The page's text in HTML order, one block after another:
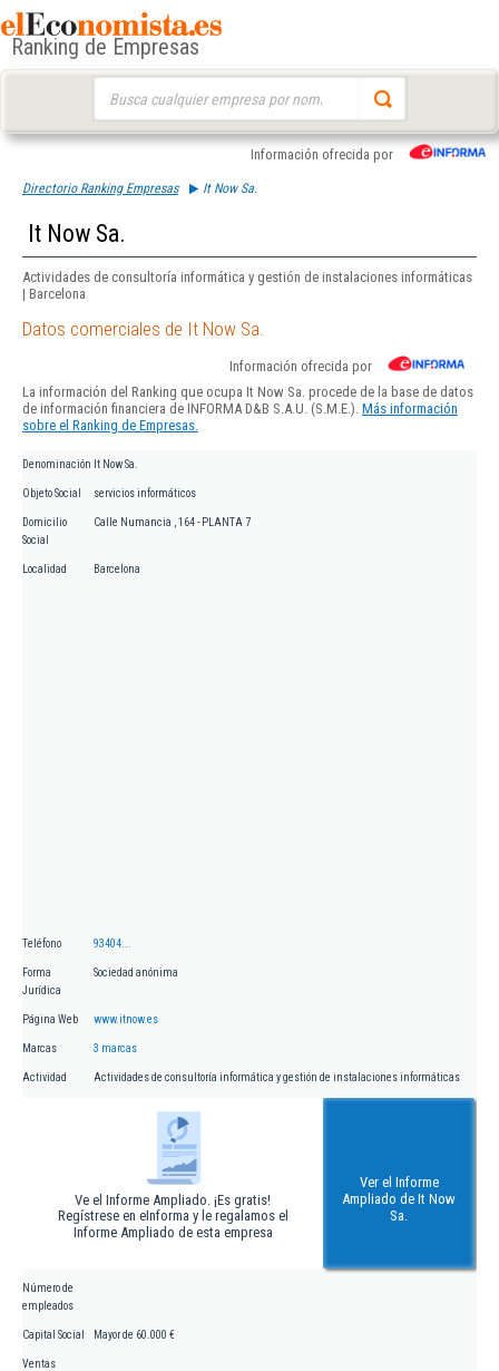
Ranking de Empresas
Información ofrecida por
Directorio Ranking Empresas It Now Sa.
It Now Sa.
Actividades de consultoría informática y gestión de instalaciones informáticas
| Barcelona
Datos comerciales de It Now Sa.
Información ofrecida por
La información del Ranking que ocupa It Now Sa. procede de la base de datos
de información financiera de INFORMA D&B S.A.U. (S.M.E.). Más información
sobre el Ranking de Empresas.
Denominación It Now Sa.
Objeto Social servicios informáticos
Domicilio
Social
Calle Numancia , 164 - PLANTA 7
Localidad Barcelona
Teléfono 93404...
Forma
Jurídica
Sociedad anónima
Página Web www.itnow.es
Marcas 3 marcas
Actividad Actividades de consultoría informática y gestión de instalaciones informáticas
Ve el Informe Ampliado. ¡Es gratis!
Regístrese en eInforma y le regalamos el
Informe Ampliado de esta empresa
Ver el Informe
Ampliado de It Now
Sa.
Número de
empleados
Capital Social Mayor de 60.000 €
Ventas